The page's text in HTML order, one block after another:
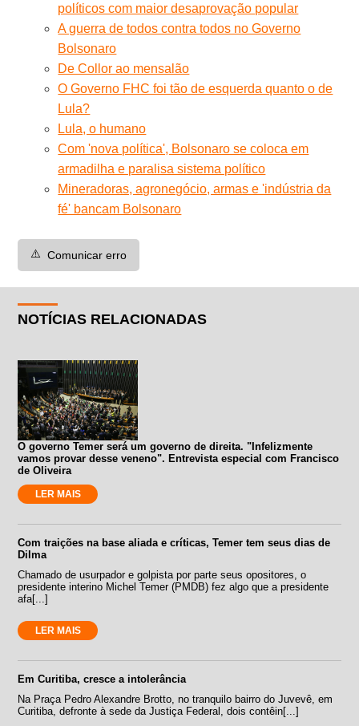
políticos com maior desaprovação popular
A guerra de todos contra todos no Governo
Bolsonaro
De Collor ao mensalão
O Governo FHC foi tão de esquerda quanto o de
Lula?
Lula, o humano
Com 'nova política', Bolsonaro se coloca em
armadilha e paralisa sistema político
Mineradoras, agronegócio, armas e 'indústria da
fé' bancam Bolsonaro
⚠️ Comunicar erro
NOTÍCIAS RELACIONADAS
O governo Temer será um governo de direita. "Infelizmente
vamos provar desse veneno". Entrevista especial com Francisco
de Oliveira
LER MAIS
Com traições na base aliada e críticas, Temer tem seus dias de
Dilma
Chamado de usurpador e golpista por parte seus opositores, o
presidente interino Michel Temer (PMDB) fez algo que a presidente
afa[...]
LER MAIS
Em Curitiba, cresce a intolerância
Na Praça Pedro Alexandre Brotto, no tranquilo bairro do Juvevê, em
Curitiba, defronte à sede da Justiça Federal, dois contêin[...]